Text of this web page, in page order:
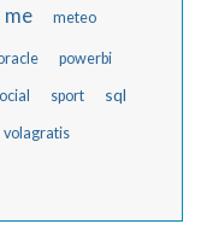
me meteo
powerbi
sport sql
volagratis